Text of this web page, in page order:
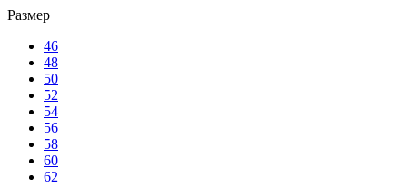
Размер
46
48
50
52
54
56
58
60
62